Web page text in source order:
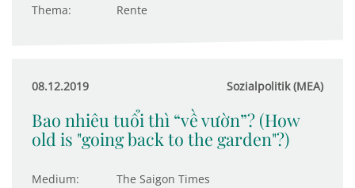
Thema:
Rente
08.12.2019 Sozialpolitik (MEA)
Bao nhiêu tuổi thì “về vườn”? (How
old is "going back to the garden"?)
Medium:
The Saigon Times